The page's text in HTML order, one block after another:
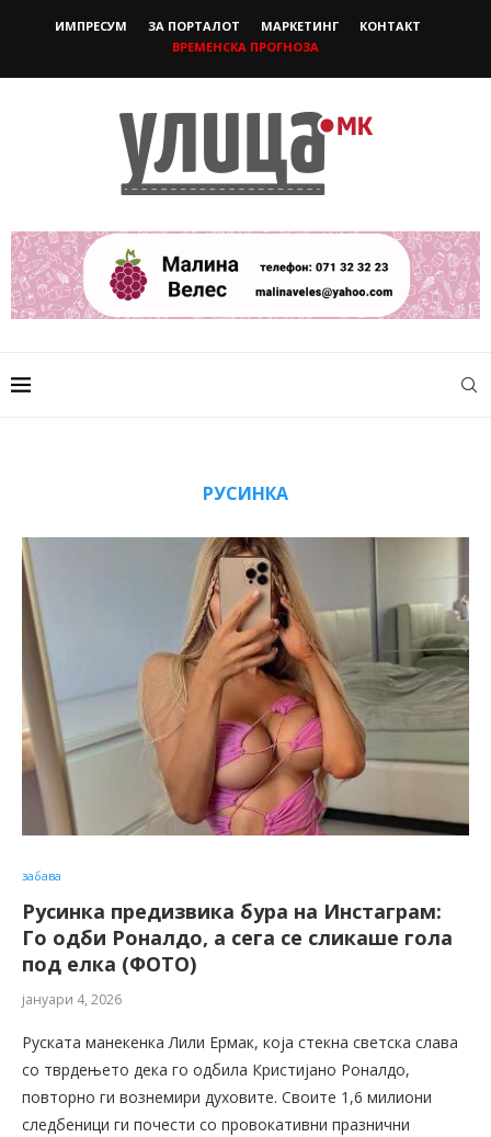
ИМПРЕСУМ ЗА ПОРТАЛОТ МАРКЕТИНГ
КОНТАКТ
ВРЕМЕНСКА ПРОГНОЗА
РУСИНКА
забава
Русинка предизвика бура на Инстаграм:
Го одби Роналдо, а сега се сликаше гола
под елка (ФОТО)
јануари 4, 2026
Руската манекенка Лили Ермак, која стекна светска слава
со тврдењето дека го одбила Кристијано Роналдо,
повторно ги вознемири духовите. Своите 1,6 милиони
следбеници ги почести со провокативни празнични